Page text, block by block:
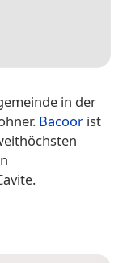
in der
Bacoor ist